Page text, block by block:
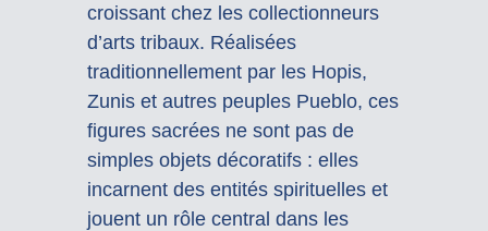
croissant chez les collectionneurs
d’arts tribaux. Réalisées
traditionnellement par les Hopis,
Zunis et autres peuples Pueblo, ces
figures sacrées ne sont pas de
simples objets décoratifs : elles
incarnent des entités spirituelles et
jouent un rôle central dans les